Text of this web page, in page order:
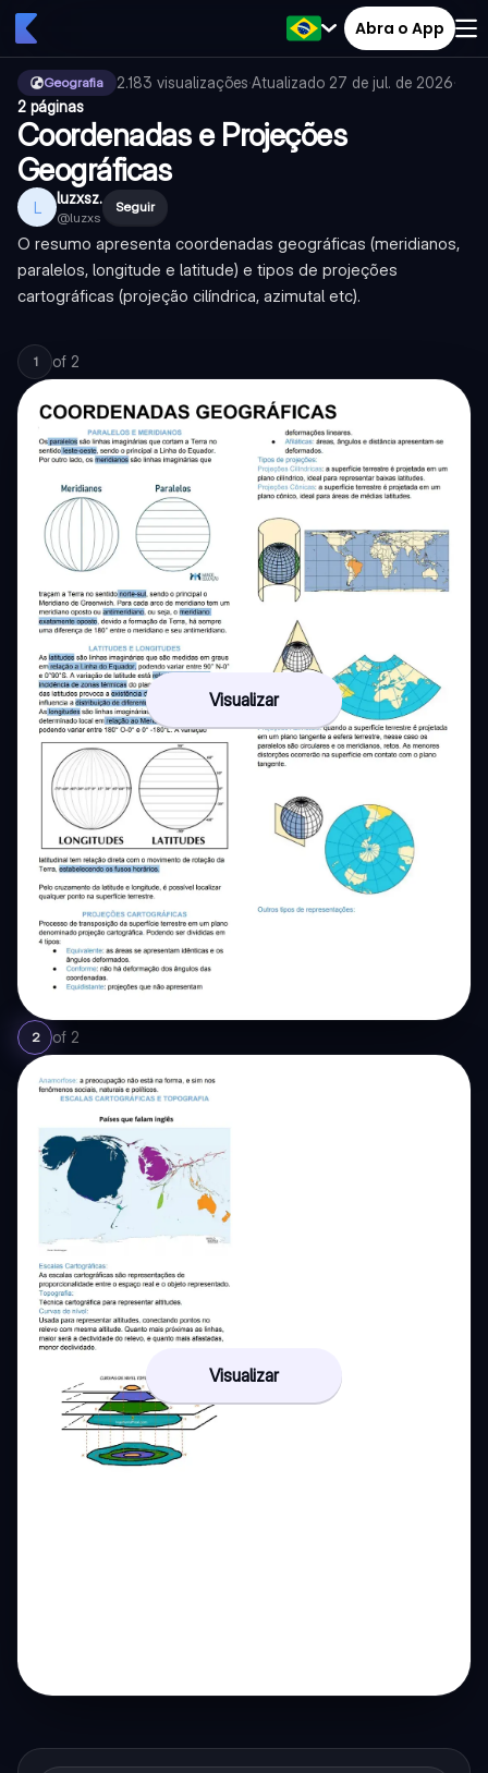
Abra o App
Geografia 2.183 visualizações·Atualizado 27 de jul. de 2026·
2 páginas
Coordenadas e Projeções
Geográficas
L luzxsz.
@luzxs
Seguir
O resumo apresenta coordenadas geográficas (meridianos,
paralelos, longitude e latitude) e tipos de projeções
cartográficas (projeção cilíndrica, azimutal etc).
1 of 2
Visualizar
2 of 2
Visualizar